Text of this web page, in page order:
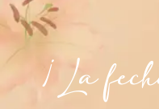
¡La